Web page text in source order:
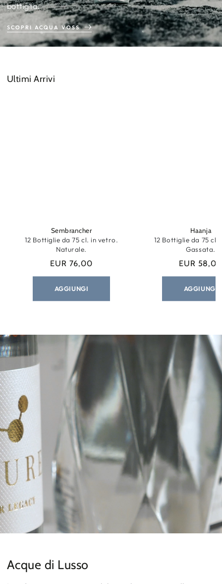
bottiglia.
SCOPRI ACQUA VOSS
Ultimi Arrivi
Sembrancher
12 Bottiglie da 75 cl. in vetro.
Naturale.
Prezzo
EUR 76,00
AGGIUNGI
Haanja
12 Bottiglie da 75 cl.
Gassata.
EUR
AGGIUNGI
Acque di Lusso